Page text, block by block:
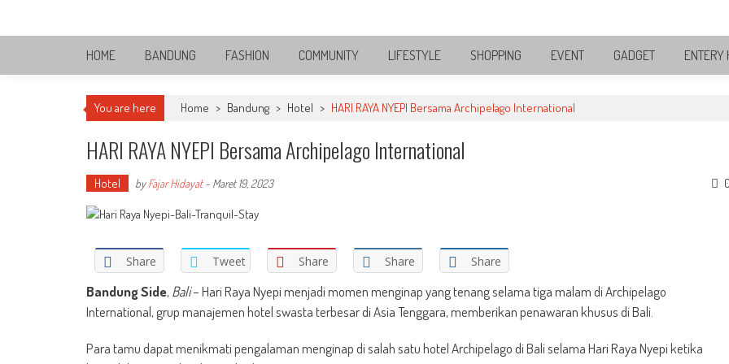
Bandung Side
Sisi Cantik Bandung
HOME BANDUNG FASHION COMMUNITY LIFESTYLE SHOPPING EVENT GADGET ENTERY
You are here Home > Bandung > Hotel > HARI RAYA NYEPI Bersama Archipelago International
HARI RAYA NYEPI Bersama Archipelago International
Hotel byFajar Hidayat- Maret 19, 2023 0
Share Tweet Share Share Share
Bandung Side, Bali– Hari Raya Nyepi menjadi momen menginap yang tenang selama tiga malam di Archipelago
International, grup manajemen hotel swasta terbesar di Asia Tenggara, memberikan penawaran khusus di Bali.
Para tamu dapat menikmati pengalaman menginap di salah satu hotel Archipelago di Bali selama Hari Raya Nyepi ketika